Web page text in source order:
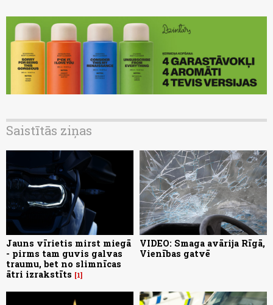
Saistītās ziņas
Jauns vīrietis mirst miegā
- pirms tam guvis galvas
traumu, bet no slimnīcas
ātri izrakstīts
1
VIDEO: Smaga avārija Rīgā,
Vienības gatvē